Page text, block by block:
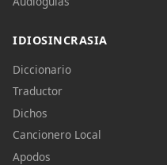
IDIOSINCRASIA
Diccionario
Traductor
Dichos
Cancionero Local
Apodos